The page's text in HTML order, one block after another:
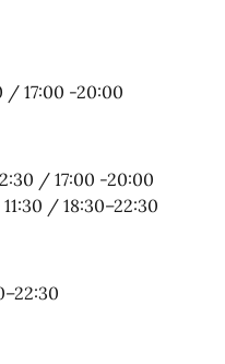
/ 17:00 -20:00
/ 17:00 -20:00
/ 18:30–22:30